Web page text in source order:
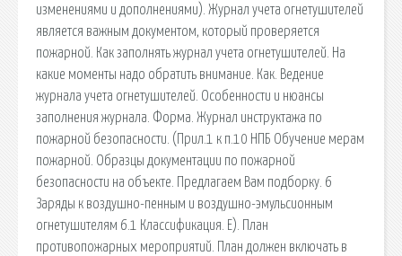
изменениями и дополнениями). Журнал учета огнетушителей
является важным документом, который проверяется
пожарной. Как заполнять журнал учета огнетушителей. На
какие моменты надо обратить внимание. Как. Ведение
журнала учета огнетушителей. Особенности и нюансы
заполнения журнала. Форма. Журнал инструктажа по
пожарной безопасности. (Прил.1 к п.10 НПБ Обучение мерам
пожарной. Образцы документации по пожарной
безопасности на объекте. Предлагаем Вам подборку. 6
Заряды к воздушно-пенным и воздушно-эмульсионным
огнетушителям 6.1 Классификация. Е). План
противопожарных мероприятий. План должен включать в